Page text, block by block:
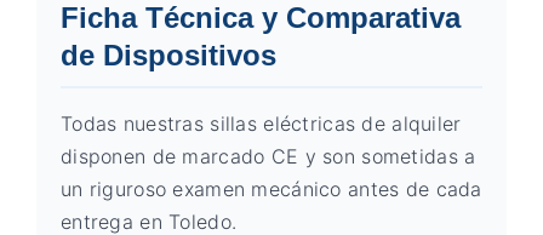
Ficha Técnica y Comparativa
de Dispositivos
Todas nuestras sillas eléctricas de alquiler
disponen de marcado CE y son sometidas a
un riguroso examen mecánico antes de cada
entrega en Toledo.